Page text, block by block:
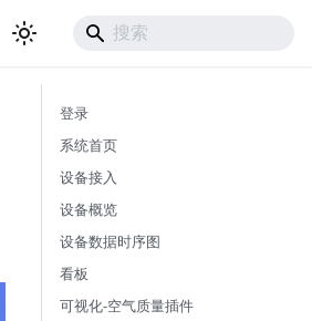
登录
系统首页
设备接入
设备概览
设备数据时序图
看板
可视化-空气质量插件